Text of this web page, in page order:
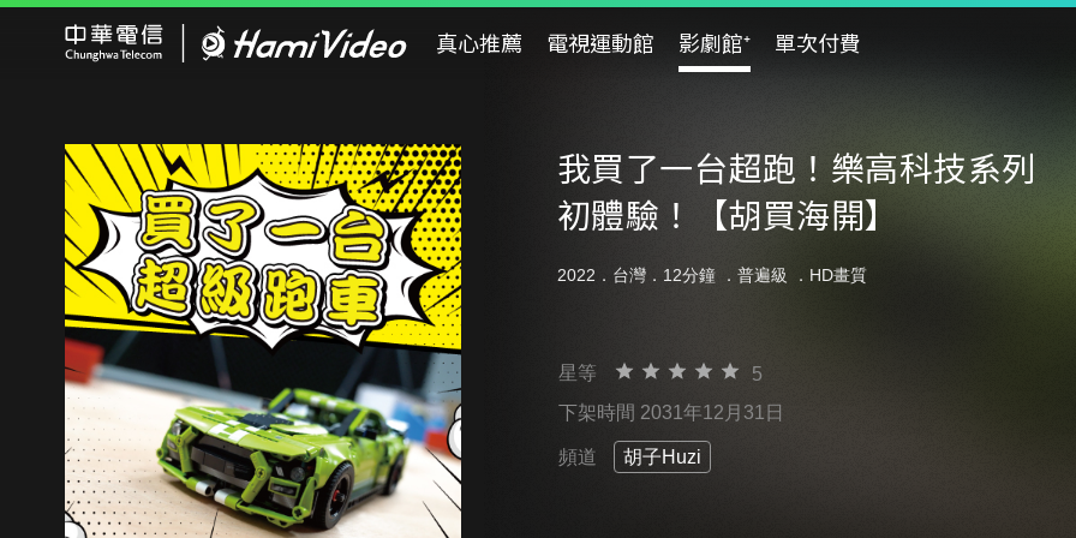
真心推薦 電視運動館 影劇館⁺ 單次付費
我買了一台超跑！樂高科技系列
初體驗！【胡買海開】
2022．台灣．12分鐘 ． 普遍級 ．HD畫質
星等
5
下架時間 2031年12月31日
頻道 胡子Huzi